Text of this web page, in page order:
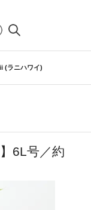
(ラニハワイ)
6L号／約